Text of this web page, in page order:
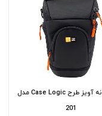
کیف شانه آویز طرح Case Logic مدل
201